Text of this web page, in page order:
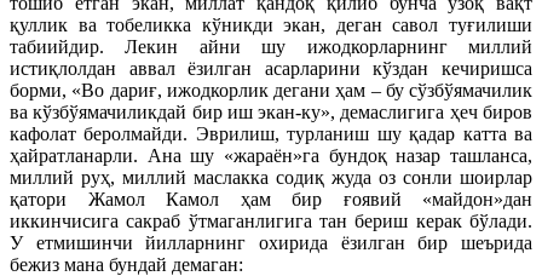
қуллик ва тобеликка кўникди экан, деган савол туғилиши
табиийдир. Лекин айни шу ижодкорларнинг миллий
истиқлолдан аввал ёзилган асарларини кўздан кечиришса
борми, «Во дариғ, ижодкорлик дегани ҳам – бу сўзбўямачилик
ва кўзбўямачиликдай бир иш экан-ку», демаслигига ҳеч биров
кафолат беролмайди. Эврилиш, турланиш шу қадар катта ва
ҳайратланарли. Ана шу «жараён»га бундоқ назар ташланса,
миллий руҳ, миллий маслакка содиқ жуда оз сонли шоирлар
қатори Жамол Камол ҳам бир ғоявий «майдон»дан
иккинчисига сакраб ўтмаганлигига тан бериш керак бўлади.
У етмишинчи йилларнинг охирида ёзилган бир шеърида
бежиз мана бундай демаган: